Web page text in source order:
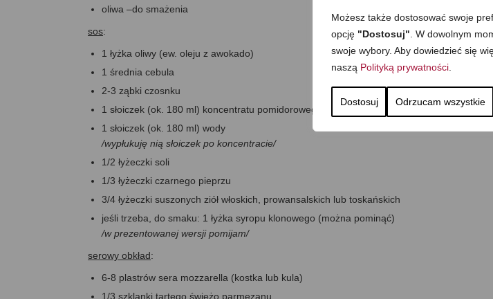
Możesz także dostosować swoje
opcję "Dostosuj" . W dowolnym
swoje wybory. Aby dowiedzieć się
naszą Polityką prywatności
Dostosuj Odrzucam wszystkie
oliwa –do smażenia
sos:
1 łyżka oliwy (ew. oleju z awokado)
1 średnia cebula
2-3 ząbki czosnku
1 słoiczek (ok. 180 ml) koncentratu pomidorowego
1 słoiczek (ok. 180 ml) wody
/wypłukuję nią słoiczek po koncentracie/
1/2 łyżeczki soli
1/3 łyżeczki czarnego pieprzu
3/4 łyżeczki suszonych ziół włoskich, prowansalskich lub toskańskich
jeśli trzeba, do smaku: 1 łyżka syropu klonowego (można pominąć)
/w prezentowanej wersji pomijam/
serowy obkład:
6-8 plastrów sera mozzarella (kostka lub kula)
1/3 szklanki tartego świeżo parmezanu